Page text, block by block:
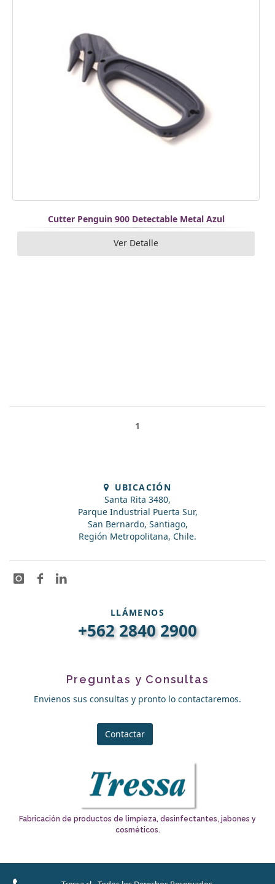
Cutter Penguin 900 Detectable Metal Azul
Ver Detalle
1
UBICACIÓN
Santa Rita 3480,
Parque Industrial Puerta Sur,
San Bernardo, Santiago,
Región Metropolitana, Chile.
LLÁMENOS
+562 2840 2900
Preguntas y Consultas
Envienos sus consultas y pronto lo contactaremos.
Contactar
Fabricación de productos de limpieza, desinfectantes, jabones y
cosméticos.